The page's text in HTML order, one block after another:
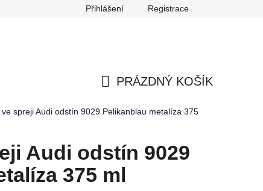
Reklamace Odstoupení od smlouvy
Přihlášení Registrace
PRÁZDNÝ KOŠÍK
spreji Audi odstín 9029 Pelikanblau metalíza 375
Audi odstín 9029
375 ml